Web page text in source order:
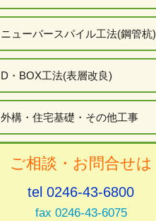
ニューバースパイル工法(鋼管杭)
D・BOX工法(表層改良)
外構・住宅基礎・その他工事
ご相談・お問合せは
tel 0246-43-6800
fax 0246-43-6075